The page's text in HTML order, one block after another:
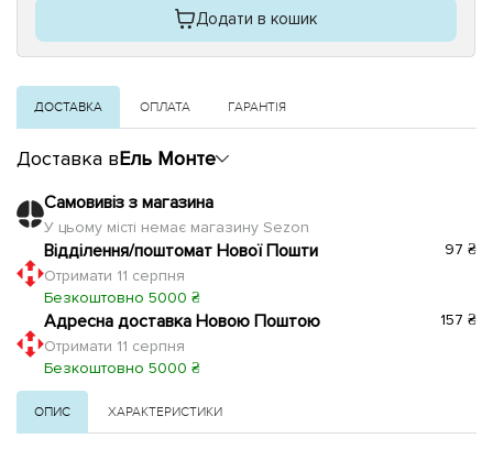
Додати в кошик
ДОСТАВКА ОПЛАТА ГАРАНТІЯ
Доставка вЕль Монте
Самовивіз з магазина
У цьому місті немає магазину Sezon
Відділення/поштомат Нової Пошти
Отримати 11 серпня
Безкоштовно 5000 ₴
97 ₴
Адресна доставка Новою Поштою
Отримати 11 серпня
Безкоштовно 5000 ₴
157 ₴
ОПИС ХАРАКТЕРИСТИКИ